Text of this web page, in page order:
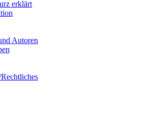
erklärt
Autoren